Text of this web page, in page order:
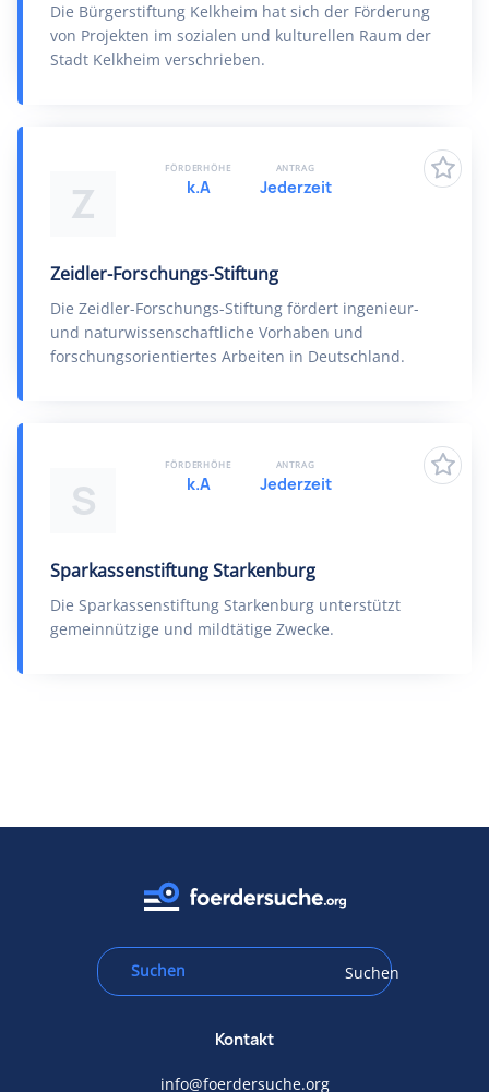
Die Bürgerstiftung Kelkheim hat sich der Förderung
von Projekten im sozialen und kulturellen Raum der
Stadt Kelkheim verschrieben.
Z
Zeidler-Forschungs-Stiftung
Die Zeidler-Forschungs-Stiftung fördert ingenieur-
und naturwissenschaftliche Vorhaben und
forschungsorientiertes Arbeiten in Deutschland.
FÖRDERHÖHE
k.A
ANTRAG
Jederzeit
S
Sparkassenstiftung Starkenburg
Die Sparkassenstiftung Starkenburg unterstützt
gemeinnützige und mildtätige Zwecke.
FÖRDERHÖHE
k.A
ANTRAG
Jederzeit
Suchen
Kontakt
info@foerdersuche.org